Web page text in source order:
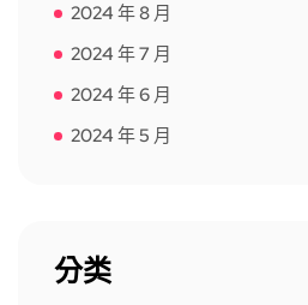
2024 年 8 月
2024 年 7 月
2024 年 6 月
2024 年 5 月
分类